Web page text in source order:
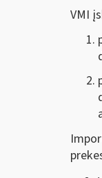
VMI